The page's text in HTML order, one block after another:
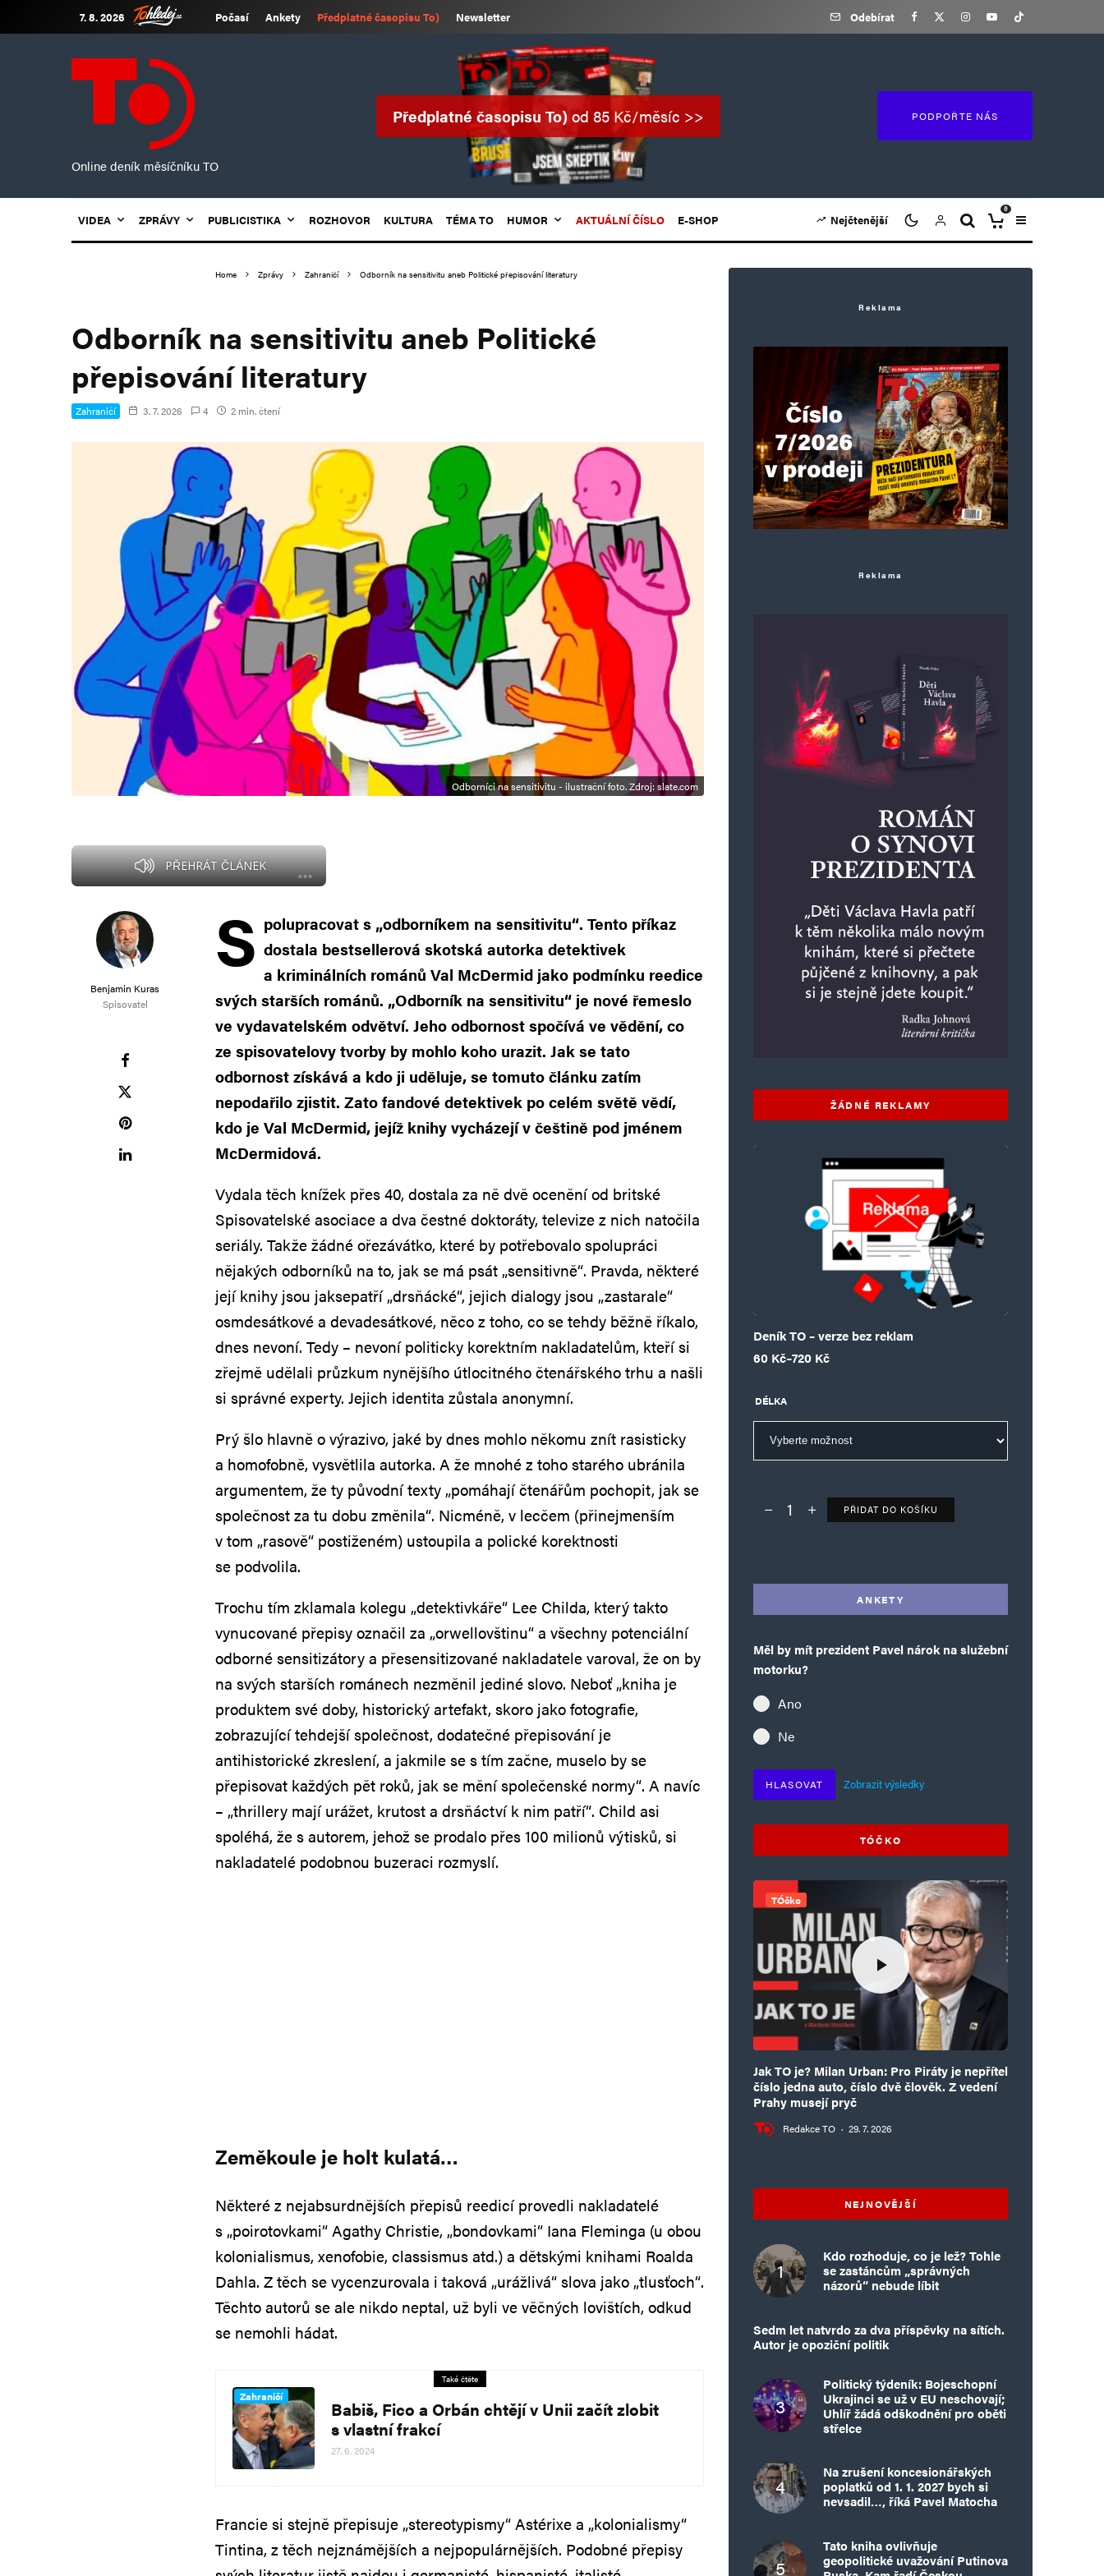
7. 8. 2026 Počasí Ankety Předplatné časopisu To) Newsletter Odebírat
Online deník měsíčníku TO
Předplatné časopisu To)od 85 Kč/měsíc >> PODPOŘTE NÁS
VIDEA ZPRÁVY PUBLICISTIKA ROZHOVOR KULTURA TÉMA TO HUMOR AKTUÁLNÍ ČÍSLO E-SHOP Nejčtenější
0
Home Zprávy Zahraničí Odborník na sensitivitu aneb Politické přepisování literatury
Odborník na sensitivitu aneb Politické
přepisování literatury
Zahraničí 3. 7. 2026 4 2 min. čtení
Odborníci na sensitivitu - ilustrační foto. Zdroj: slate.com
PŘEHRÁT ČLÁNEK
Benjamin Kuras
Spisovatel
S polupracovat s „odborníkem na sensitivitu“. Tento příkaz
dostala bestsellerová skotská autorka detektivek
a kriminálních románů Val McDermid jako podmínku reedice
svých starších románů. „Odborník na sensitivitu“ je nové řemeslo
ve vydavatelském odvětví. Jeho odbornost spočívá ve vědění, co
ze spisovatelovy tvorby by mohlo koho urazit. Jak se tato
odbornost získává a kdo ji uděluje, se tomuto článku zatím
nepodařilo zjistit. Zato fandové detektivek po celém světě vědí,
kdo je Val McDermid, jejíž knihy vycházejí v češtině pod jménem
McDermidová.
Vydala těch knížek přes 40, dostala za ně dvě ocenění od britské
Spisovatelské asociace a dva čestné doktoráty, televize z nich natočila
seriály. Takže žádné ořezávátko, které by potřebovalo spolupráci
nějakých odborníků na to, jak se má psát „sensitivně“. Pravda, některé
její knihy jsou jaksepatří „drsňácké“, jejich dialogy jsou „zastarale“
osmdesátkové a devadesátkové, něco z toho, co se tehdy běžně říkalo,
dnes nevoní. Tedy – nevoní politicky korektním nakladatelům, kteří si
zřejmě udělali průzkum nynějšího útlocitného čtenářského trhu a našli
si správné experty. Jejich identita zůstala anonymní.
Prý šlo hlavně o výrazivo, jaké by dnes mohlo někomu znít rasisticky
a homofobně, vysvětlila autorka. A že mnohé z toho starého ubránila
argumentem, že ty původní texty „pomáhají čtenářům pochopit, jak se
společnost za tu dobu změnila“. Nicméně, v lecčem (přinejmenším
v tom „rasově“ postiženém) ustoupila a polické korektnosti
se podvolila.
Trochu tím zklamala kolegu „detektivkáře“ Lee Childa, který takto
vynucované přepisy označil za „orwellovštinu“ a všechny potenciální
odborné sensitizátory a přesensitizované nakladatele varoval, že on by
na svých starších románech nezměnil jediné slovo. Neboť „kniha je
produktem své doby, historický artefakt, skoro jako fotografie,
zobrazující tehdejší společnost, dodatečné přepisování je
antihistorické zkreslení, a jakmile se s tím začne, muselo by se
přepisovat každých pět roků, jak se mění společenské normy“. A navíc
– „thrillery mají urážet, krutost a drsňáctví k nim patří“. Child asi
spoléhá, že s autorem, jehož se prodalo přes 100 milionů výtisků, si
nakladatelé podobnou buzeraci rozmyslí.
Zeměkoule je holt kulatá…
Některé z nejabsurdnějších přepisů reedicí provedli nakladatelé
s „poirotovkami“ Agathy Christie, „bondovkami“ Iana Fleminga (u obou
kolonialismus, xenofobie, classismus atd.) a dětskými knihami Roalda
Dahla. Z těch se vycenzurovala i taková „urážlivá“ slova jako „tlusťoch“.
Těchto autorů se ale nikdo neptal, už byli ve věčných lovištích, odkud
se nemohli hádat.
Také čtěte
Zahraničí
Babiš, Fico a Orbán chtějí v Unii začít zlobit
s vlastní frakcí
27. 6. 2024
Francie si stejně přepisuje „stereotypismy“ Astérixe a „kolonialismy“
Tintina, z těch nejznámějších a nejpopulárnějších. Podobné přepisy
Reklama
Reklama
ŽÁDNÉ REKLAMY
Deník TO – verze bez reklam
60 Kč–720 Kč
Rozpětí cen: 60 Kč až 720 Kč
DÉLKA
Deník TO – verze bez reklam množství
PŘIDAT DO KOŠÍKU
ANKETY
Měl by mít prezident Pavel nárok na služební
motorku?
Ano
Ne
HLASOVAT Zobrazit výsledky
TÓČKO
TÓčko
Jak TO je? Milan Urban: Pro Piráty je nepřítel
číslo jedna auto, číslo dvě člověk. Z vedení
Prahy musejí pryč
Redakce TO · 29. 7. 2026
NEJNOVĚJŠÍ
Kdo rozhoduje, co je lež? Tohle
se zastáncům „správných
názorů“ nebude líbit
Sedm let natvrdo za dva příspěvky na sítích.
Autor je opoziční politik
Politický týdeník: Bojeschopní
Ukrajinci se už v EU neschovají;
Uhlíř žádá odškodnění pro oběti
střelce
Na zrušení koncesionářských
poplatků od 1. 1. 2027 bych si
nevsadil…, říká Pavel Matocha
Tato kniha ovlivňuje
geopolitické uvažování Putinova